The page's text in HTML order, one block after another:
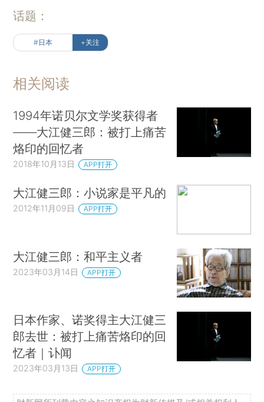
话题：
#日本 +关注
相关阅读
1994年诺贝尔文学奖获得者
——大江健三郎：被打上痛苦
烙印的回忆者
2018年10月13日 APP打开
大江健三郎：小说家是平凡的
2012年11月09日 APP打开
大江健三郎：和平主义者
2023年03月14日 APP打开
日本作家、诺奖得主大江健三
郎去世：被打上痛苦烙印的回
忆者｜讣闻
2023年03月13日 APP打开